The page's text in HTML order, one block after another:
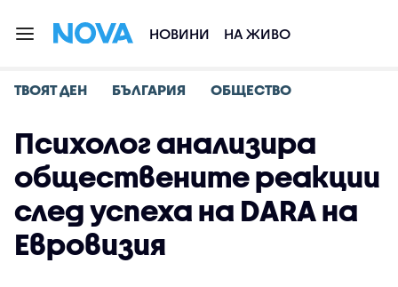
НОВИНИ НА ЖИВО
ТВОЯТ ДЕН БЪЛГАРИЯ ОБЩЕСТВО
Психолог анализира
обществените реакции
след успеха на DARA на
Евровизия